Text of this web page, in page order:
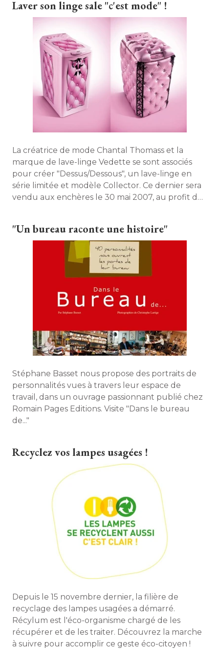
Laver son linge sale "c'est mode" !
La créatrice de mode Chantal Thomass et la
marque de lave-linge Vedette se sont associés
pour créer "Dessus/Dessous", un lave-linge en
série limitée et modèle Collector. Ce dernier sera
vendu aux enchères le 30 mai 2007, au profit de
"Un bureau raconte une histoire"
Stéphane Basset nous propose des portraits de
personnalités vues à travers leur espace de
travail, dans un ouvrage passionnant publié chez
Romain Pages Editions. Visite "Dans le bureau
de..."
Recyclez vos lampes usagées !
Depuis le 15 novembre dernier, la filière de
recyclage des lampes usagées a démarré.
Récylum est l'éco-organisme chargé de les
récupérer et de les traiter. Découvrez la marche
à suivre pour accomplir ce geste éco-citoyen !